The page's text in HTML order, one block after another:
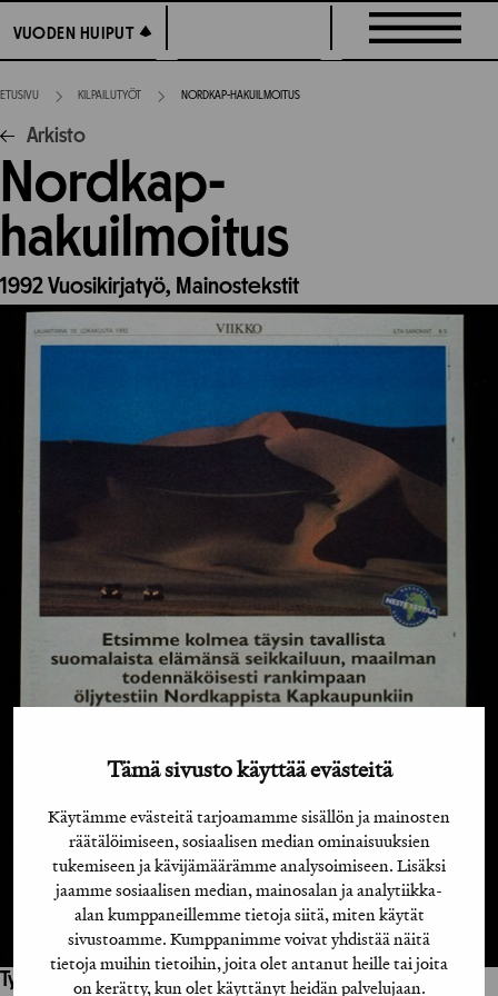
Tämä sivusto käyttää evästeitä
Käytämme evästeitä tarjoamamme sisällön ja mainosten
räätälöimiseen, sosiaalisen median ominaisuuksien
tukemiseen ja kävijämäärämme analysoimiseen. Lisäksi
jaamme sosiaalisen median, mainosalan ja analytiikka-
alan kumppaneillemme tietoja siitä, miten käytät
sivustoamme. Kumppanimme voivat yhdistää näitä
tietoja muihin tietoihin, joita olet antanut heille tai joita
on kerätty, kun olet käyttänyt heidän palvelujaan.
suoraan
sisältöön
VUODEN HUIPUT
VUODEN HUIPUT
ETUSIVU KILPAILUTYÖT NORDKAP-HAKUILMOITUS
Arkisto
Nordkap-
hakuilmoitus
1992Vuosikirjatyö, Mainostekstit
Työhön osallistuneet henkilöt / tahot: